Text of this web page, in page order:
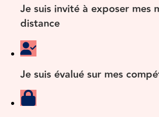
Je suis invité à exposer mes
distance
Je suis évalué sur mes